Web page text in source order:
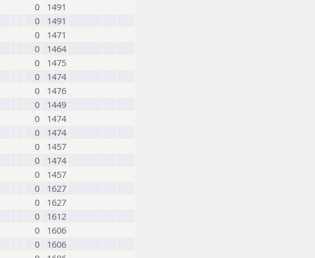
0
1491
0
1491
0
1471
0
1464
0
1475
0
1474
0
1476
0
1449
0
1474
0
1474
0
1457
0
1474
0
1457
0
1627
0
1627
0
1612
0
1606
0
1606